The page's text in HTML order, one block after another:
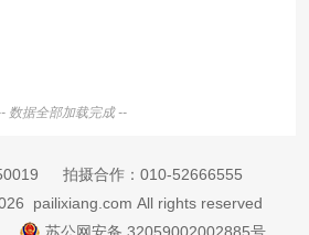
数据全部加载完成 --
拍摄合作： 010-52666555
pailixiang.com All rights reserved
苏公网安备 32059002002885号